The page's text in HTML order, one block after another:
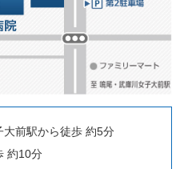
前駅から徒歩 約5分
約10分